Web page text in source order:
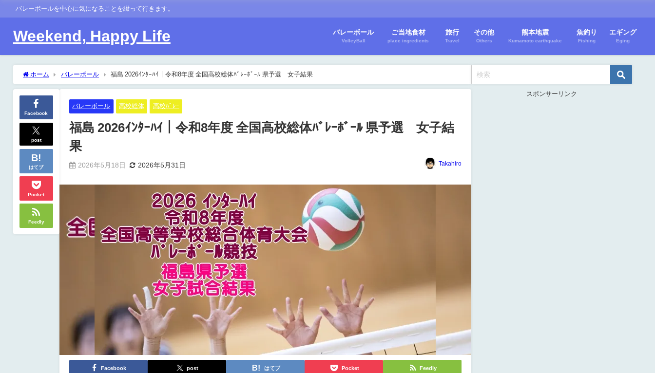
バレーボールを中心に気になることを綴って行きます。
Weekend, Happy Life バレーボール
VolleyBall
ご当地食材
place ingredients
旅行
Travel
その他
Others
熊本地震
Kumamoto earthquake
魚釣り
Fishing
エギング
Eging
ホーム バレーボール 福島 2026ｲﾝﾀｰﾊｲ｜令和8年度 全国高校総体ﾊﾞﾚｰﾎﾞｰﾙ 県予選 女子結果
Facebook
post
はてブ
Pocket
Feedly
バレーボール 高校総体 高校ﾊﾞﾚｰ
福島 2026ｲﾝﾀｰﾊｲ｜令和8年度 全国高校総体ﾊﾞﾚｰﾎﾞｰﾙ 県予選 女子結
果
2026年5月18日 2026年5月31日 Takahiro
Facebook post はてブ Pocket Feedly
スポンサーリンク